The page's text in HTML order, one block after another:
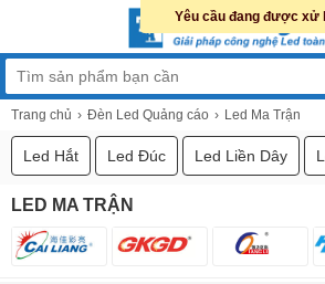
Trang chủ Đèn Led Quảng cáo Led Ma Trận
Led Hắt Led Đúc Led Liền Dây
LED MA TRẬN
Yêu cầu đang được xử